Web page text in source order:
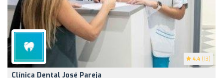
4.4 (13)
Clínica Dental José Pareja